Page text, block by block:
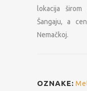
lokacija
Šangaju, a
Nemačkoj.
OZNAKE: